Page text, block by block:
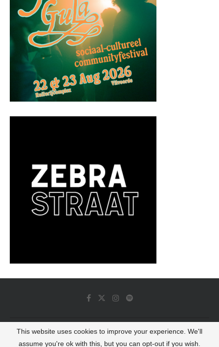
© 2022 - Luminous Dash All Rights Reserved
This website uses cookies to improve your experience. We'll
assume you're ok with this, but you can opt-out if you wish.